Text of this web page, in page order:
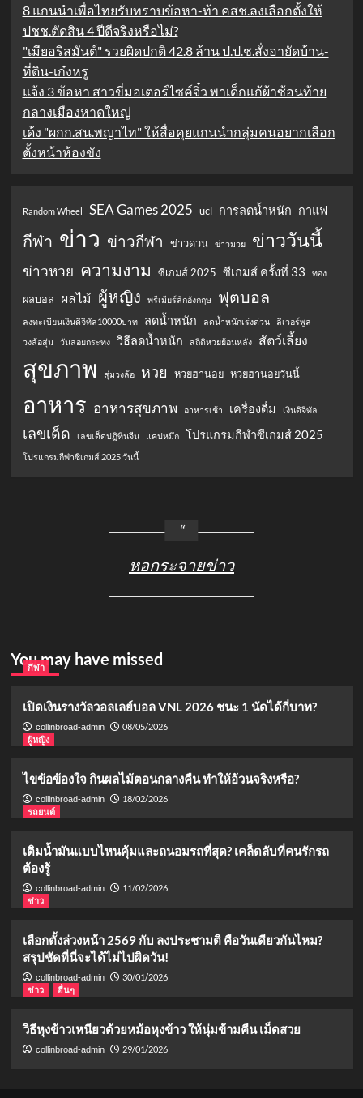
8 แกนนำเพื่อไทยรับทราบข้อหา-ท้า คสช.ลงเลือกตั้งให้
ปชช.ตัดสิน 4 ปีดีจริงหรือไม่?
"เมียอริสมันต์" รวยผิดปกติ 42.8 ล้าน ป.ป.ช.สั่งอายัดบ้าน-
ที่ดิน-เก๋งหรู
แจ้ง 3 ข้อหา สาวขี่มอเตอร์ไซค์จิ๋ว พาเด็กแก้ผ้าซ้อนท้าย
กลางเมืองหาดใหญ่
เด้ง "ผกก.สน.พญาไท" ให้สื่อคุยแกนนำกลุ่มคนอยากเลือก
ตั้งหน้าห้องขัง
Random Wheel SEA Games 2025 ucl การลดน้ำหนัก กาแฟ
กีฬา ข่าว ข่าวกีฬา ข่าวด่วน ข่าวมวย ข่าววันนี้
ข่าวหวย ความงาม ซีเกมส์ 2025 ซีเกมส์ ครั้งที่ 33 ทอง
ผลบอล ผลไม้ ผู้หญิง พรีเมียร์ลีกอังกฤษ ฟุตบอล
ลงทะเบียนเงินดิจิทัล10000บาท ลดน้ำหนัก ลดน้ำหนักเร่งด่วน
ลิเวอร์พูล
วงล้อสุ่ม
วันลอยกระทง วิธีลดน้ำหนัก สถิติหวยย้อนหลัง สัตว์เลี้ยง
สุขภาพ สุ่มวงล้อ หวย หวยฮานอย หวยฮานอยวันนี้
อาหาร อาหารสุขภาพ อาหารเช้า เครื่องดื่ม เงินดิจิทัล
เลขเด็ด เลขเด็ดปฏิทินจีน แคปหมึก โปรแกรมกีฬาซีเกมส์ 2025
โปรแกรมกีฬาซีเกมส์ 2025 วันนี้
หอกระจายข่าว
You may have missed
กีฬา
เปิดเงินรางวัลวอลเลย์บอล VNL 2026 ชนะ 1 นัดได้กี่บาท?
collinbroad-admin
08/05/2026
ผู้หญิง
ไขข้อข้องใจ กินผลไม้ตอนกลางคืน ทำให้อ้วนจริงหรือ?
collinbroad-admin
18/02/2026
รถยนต์
เติมน้ำมันแบบไหนคุ้มและถนอมรถที่สุด? เคล็ดลับที่คนรักรถ
ต้องรู้
collinbroad-admin
11/02/2026
ข่าว
เลือกตั้งล่วงหน้า 2569 กับ ลงประชามติ คือวันเดียวกันไหม?
สรุปชัดที่นี่จะได้ไม่ไปผิดวัน!
collinbroad-admin
30/01/2026
ข่าว
อื่นๆ
วิธีหุงข้าวเหนียวด้วยหม้อหุงข้าว ให้นุ่มข้ามคืน เม็ดสวย
collinbroad-admin 29/01/2026